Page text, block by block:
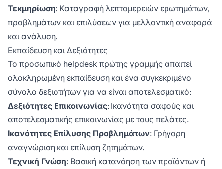
Τεκμηρίωση: Καταγραφή λεπτομερειών ερωτημάτων,
προβλημάτων και επιλύσεων για μελλοντική αναφορά
και ανάλυση.
Εκπαίδευση και Δεξιότητες
Το προσωπικό helpdesk πρώτης γραμμής απαιτεί
ολοκληρωμένη εκπαίδευση και ένα συγκεκριμένο
σύνολο δεξιοτήτων για να είναι αποτελεσματικό:
Δεξιότητες Επικοινωνίας: Ικανότητα σαφούς και
αποτελεσματικής επικοινωνίας με τους πελάτες.
Ικανότητες Επίλυσης Προβλημάτων: Γρήγορη
αναγνώριση και επίλυση ζητημάτων.
Τεχνική Γνώση: Βασική κατανόηση των προϊόντων ή